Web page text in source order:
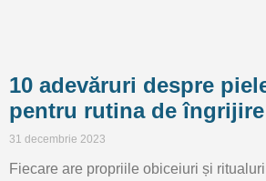
10 adevăruri despre
pentru rutina de
31 decembrie 2023
Fiecare are propriile obiceiuri și